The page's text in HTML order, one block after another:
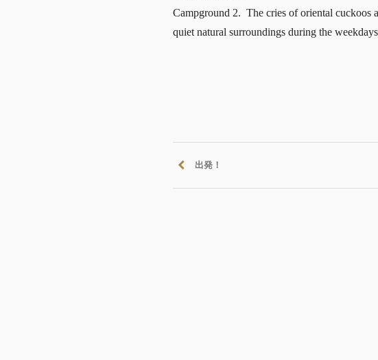
Campground 2. The cries of oriental cuckoos
quiet natural surroundings during the
出発！